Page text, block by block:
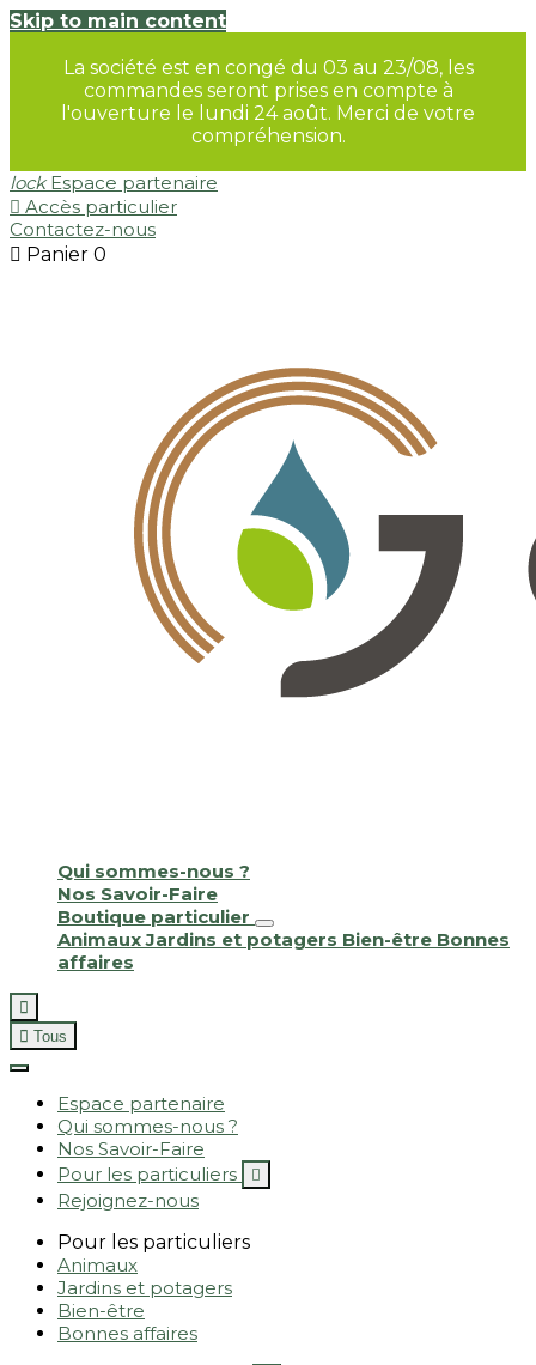
Skip to main content
La société est en congé du 03 au 23/08, les
commandes seront prises en compte à
l'ouverture le lundi 24 août. Merci de votre
compréhension.
lockEspace partenaire
 Accès particulier
Contactez-nous
 Panier 0
Qui sommes-nous ?
Nos Savoir-Faire
Boutique particulier
AnimauxJardins et potagers Bien-être Bonnes
affaires

 Tous
Espace partenaire
Qui sommes-nous ?
Nos Savoir-Faire
Pour les particuliers

Rejoignez-nous
Pour les particuliers
Animaux
Jardins et potagers
Bien-être
Bonnes affaires